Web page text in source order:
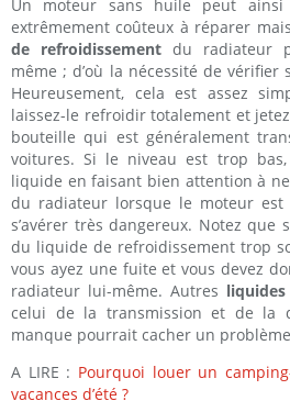
Un moteur sans huile peut ainsi
extrêmement coûteux à réparer
de refroidissement du radiateur
même ; d’où la nécessité de vérifier
Heureusement, cela est assez
laissez-le refroidir totalement et
bouteille qui est généralement
voitures. Si le niveau est trop
liquide en faisant bien attention à
du radiateur lorsque le moteur est
s’avérer très dangereux. Notez que
du liquide de refroidissement trop
vous ayez une fuite et vous devez
radiateur lui-même. Autres
celui de la transmission et de la
manque pourrait cacher un
A LIRE : Pourquoi louer un
vacances d’été ?